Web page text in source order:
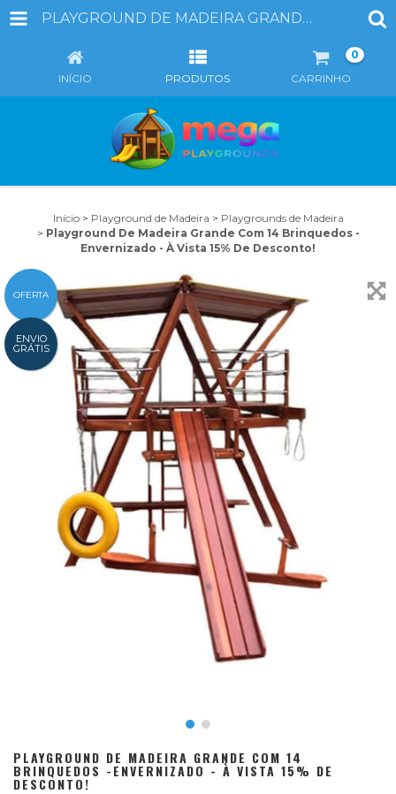
PLAYGROUND DE MADEIRA GRANDE COM 14 BRINQUEDOS -ENVERNIZADO - À VISTA 15% DE DESCONTO!
INÍCIO PRODUTOS CARRINHO
0
Início > Playground de Madeira > Playgrounds de Madeira
> Playground De Madeira Grande Com 14 Brinquedos -
Envernizado - À Vista 15% De Desconto!
OFERTA
ENVIO
GRÁTIS
PLAYGROUND DE MADEIRA GRANDE COM 14
BRINQUEDOS -ENVERNIZADO - À VISTA 15% DE
DESCONTO!